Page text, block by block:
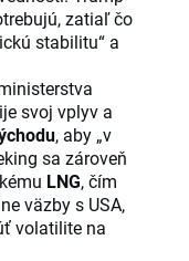
zatiaľ čo
stabilitu“ a
svoj vplyv a
, aby „v
sa zároveň
LNG, čím
väzby s USA,
volatilite na